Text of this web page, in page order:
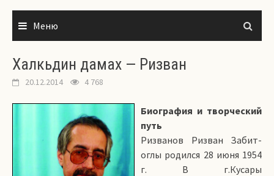
Меню
Халкьдин дамах — Ризван
20.12.2014 4 768
Биография и творческий
путь
Ризванов Ризван Забит-
оглы родился 28 июня 1954
г. В г.Кусары